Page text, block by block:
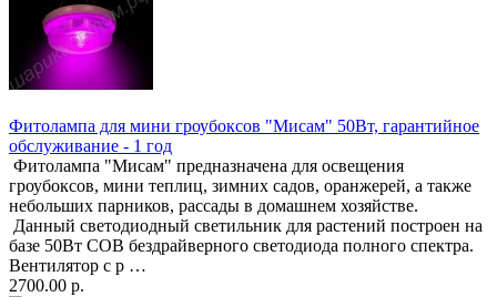
Фитолампа для мини гроубоксов "Мисам" 50Вт, гарантийное
обслуживание - 1 год
Фитолампа "Мисам" предназначена для освещения
гроубоксов, мини теплиц, зимних садов, оранжерей, а также
небольших парников, рассады в домашнем хозяйстве.
Данный светодиодный светильник для растений построен на
базе 50Вт COB бездрайверного светодиода полного спектра.
Вентилятор с р …
2700.00 р.